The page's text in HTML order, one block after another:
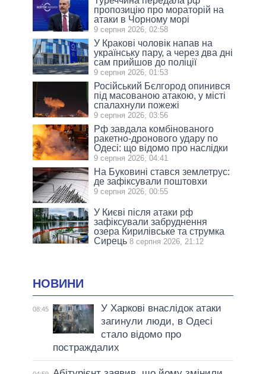
пропозицію про мораторій на
атаки в Чорному морі
9 серпня 2026, 02:58
У Кракові чоловік напав на
українську пару, а через два дні
сам прийшов до поліції
9 серпня 2026, 01:53
Російський Бєлгород опинився
під масованою атакою, у місті
спалахнули пожежі
9 серпня 2026, 03:56
Рф завдала комбінованого
ракетно-дронового удару по
Одесі: що відомо про наслідки
9 серпня 2026, 04:41
На Буковині стався землетрус:
де зафіксували поштовхи
9 серпня 2026, 00:55
У Києві після атаки рф
зафіксували забруднення
озера Кирилівське та струмка
Сирець 8 серпня 2026, 21:12
НОВИНИ
08:45
У Харкові внаслідок атаки
загинули люди, в Одесі
стало відомо про
постраждалих